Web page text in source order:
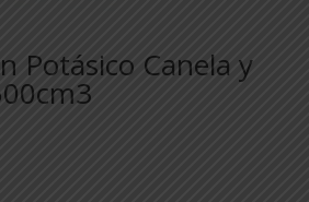
Potásico Canela y